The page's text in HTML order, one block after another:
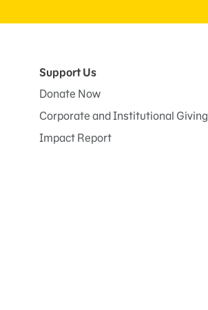
Support Us
Donate Now
Corporate and Institutional Giving
Impact Report